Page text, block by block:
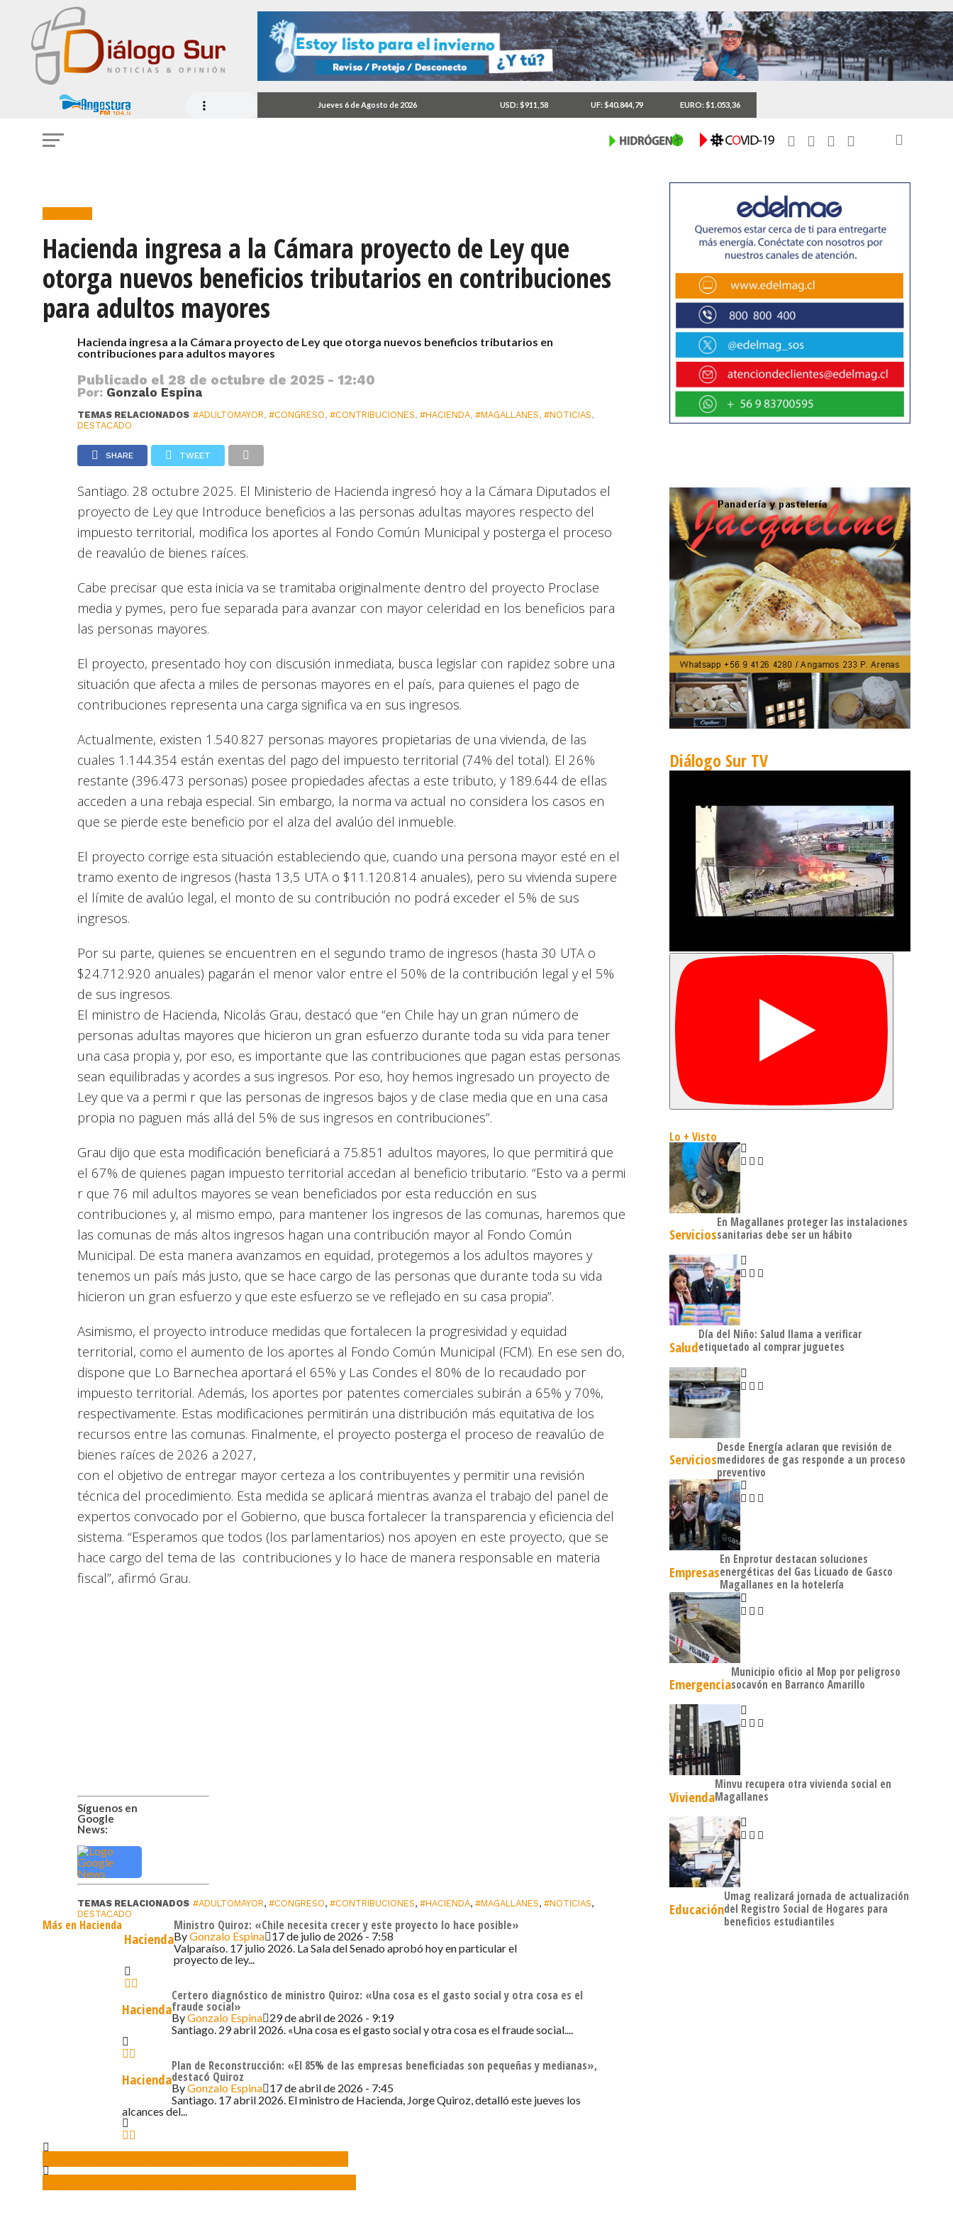
Jueves 6 de Agosto de 2026 USD: $911,58 UF: $40.844,79 EURO: $1.053,36
Hacienda
Hacienda ingresa a la Cámara proyecto de Ley que
otorga nuevos beneficios tributarios en contribuciones
para adultos mayores
Hacienda ingresa a la Cámara proyecto de Ley que otorga nuevos beneficios tributarios en
contribuciones para adultos mayores
Publicado el 28 de octubre de 2025 - 12:40
Por: Gonzalo Espina
TEMAS RELACIONADOS #ADULTOMAYOR,#CONGRESO,#CONTRIBUCIONES,#HACIENDA,#MAGALLANES,#NOTICIAS,
DESTACADO
SHARE TWEET
Santiago. 28 octubre 2025. El Ministerio de Hacienda ingresó hoy a la Cámara Diputados el
proyecto de Ley que Introduce beneficios a las personas adultas mayores respecto del
impuesto territorial, modifica los aportes al Fondo Común Municipal y posterga el proceso
de reavalúo de bienes raíces.
Cabe precisar que esta inicia va se tramitaba originalmente dentro del proyecto Proclase
media y pymes, pero fue separada para avanzar con mayor celeridad en los beneficios para
las personas mayores.
El proyecto, presentado hoy con discusión inmediata, busca legislar con rapidez sobre una
situación que afecta a miles de personas mayores en el país, para quienes el pago de
contribuciones representa una carga significa va en sus ingresos.
Actualmente, existen 1.540.827 personas mayores propietarias de una vivienda, de las
cuales 1.144.354 están exentas del pago del impuesto territorial (74% del total). El 26%
restante (396.473 personas) posee propiedades afectas a este tributo, y 189.644 de ellas
acceden a una rebaja especial. Sin embargo, la norma va actual no considera los casos en
que se pierde este beneficio por el alza del avalúo del inmueble.
El proyecto corrige esta situación estableciendo que, cuando una persona mayor esté en el
tramo exento de ingresos (hasta 13,5 UTA o $11.120.814 anuales), pero su vivienda supere
el límite de avalúo legal, el monto de su contribución no podrá exceder el 5% de sus
ingresos.
Por su parte, quienes se encuentren en el segundo tramo de ingresos (hasta 30 UTA o
$24.712.920 anuales) pagarán el menor valor entre el 50% de la contribución legal y el 5%
de sus ingresos.
El ministro de Hacienda, Nicolás Grau, destacó que “en Chile hay un gran número de
personas adultas mayores que hicieron un gran esfuerzo durante toda su vida para tener
una casa propia y, por eso, es importante que las contribuciones que pagan estas personas
sean equilibradas y acordes a sus ingresos. Por eso, hoy hemos ingresado un proyecto de
Ley que va a permi r que las personas de ingresos bajos y de clase media que en una casa
propia no paguen más allá del 5% de sus ingresos en contribuciones”.
Grau dijo que esta modificación beneficiará a 75.851 adultos mayores, lo que permitirá que
el 67% de quienes pagan impuesto territorial accedan al beneficio tributario. “Esto va a permi
r que 76 mil adultos mayores se vean beneficiados por esta reducción en sus
contribuciones y, al mismo empo, para mantener los ingresos de las comunas, haremos que
las comunas de más altos ingresos hagan una contribución mayor al Fondo Común
Municipal. De esta manera avanzamos en equidad, protegemos a los adultos mayores y
tenemos un país más justo, que se hace cargo de las personas que durante toda su vida
hicieron un gran esfuerzo y que este esfuerzo se ve reflejado en su casa propia”.
Asimismo, el proyecto introduce medidas que fortalecen la progresividad y equidad
territorial, como el aumento de los aportes al Fondo Común Municipal (FCM). En ese sen do,
dispone que Lo Barnechea aportará el 65% y Las Condes el 80% de lo recaudado por
impuesto territorial. Además, los aportes por patentes comerciales subirán a 65% y 70%,
respectivamente. Estas modificaciones permitirán una distribución más equitativa de los
recursos entre las comunas. Finalmente, el proyecto posterga el proceso de reavalúo de
bienes raíces de 2026 a 2027,
con el objetivo de entregar mayor certeza a los contribuyentes y permitir una revisión
técnica del procedimiento. Esta medida se aplicará mientras avanza el trabajo del panel de
expertos convocado por el Gobierno, que busca fortalecer la transparencia y eficiencia del
sistema. “Esperamos que todos (los parlamentarios) nos apoyen en este proyecto, que se
hace cargo del tema de las contribuciones y lo hace de manera responsable en materia
fiscal”, afirmó Grau.
Síguenos en
Google
News:
TEMAS RELACIONADOS #ADULTOMAYOR,#CONGRESO,#CONTRIBUCIONES,#HACIENDA,#MAGALLANES,#NOTICIAS,
DESTACADO
Más en Hacienda
Hacienda
Ministro Quiroz: «Chile necesita crecer y este proyecto lo hace posible»
ByGonzalo Espina 17 de julio de 2026 - 7:58
Valparaíso. 17 julio 2026. La Sala del Senado aprobó hoy en particular el
proyecto de ley...
Hacienda
Certero diagnóstico de ministro Quiroz: «Una cosa es el gasto social y otra cosa es el
fraude social»
ByGonzalo Espina 29 de abril de 2026 - 9:19
Santiago. 29 abril 2026. «Una cosa es el gasto social y otra cosa es el fraude social....
Hacienda
Plan de Reconstrucción: «El 85% de las empresas beneficiadas son pequeñas y medianas»,
destacó Quiroz
ByGonzalo Espina 17 de abril de 2026 - 7:45
Santiago. 17 abril 2026. El ministro de Hacienda, Jorge Quiroz, detalló este jueves los
alcances del...
Diálogo Sur TV
Lo + Visto
Servicios
En Magallanes proteger las instalaciones
sanitarias debe ser un hábito
Salud
Día del Niño: Salud llama a verificar
etiquetado al comprar juguetes
Servicios
Desde Energía aclaran que revisión de
medidores de gas responde a un proceso
preventivo
Empresas
En Enprotur destacan soluciones
energéticas del Gas Licuado de Gasco
Magallanes en la hotelería
Emergencia
Municipio oficio al Mop por peligroso
socavón en Barranco Amarillo
Vivienda
Minvu recupera otra vivienda social en
Magallanes
Educación
Umag realizará jornada de actualización
del Registro Social de Hogares para
beneficios estudiantiles